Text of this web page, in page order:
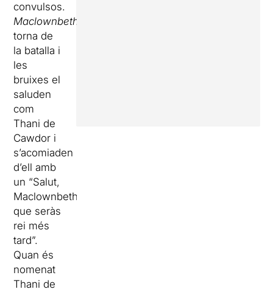
convulsos.
Maclownbeth
torna de
la batalla i
les
bruixes el
saluden
com
Thani de
Cawdor i
s’acomiaden
d’ell amb
un “Salut,
Maclownbeth,
que seràs
rei més
tard”.
Quan és
nomenat
Thani de